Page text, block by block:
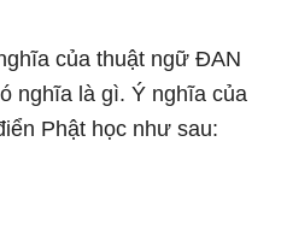
của thuật ngữ ĐAN
nghĩa là gì. Ý nghĩa của
Phật học như sau: